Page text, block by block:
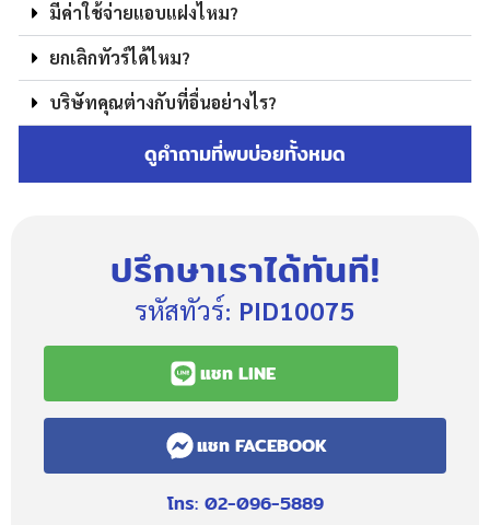
มีค่าใช้จ่ายแอบแฝงไหม?
ยกเลิกทัวร์ได้ไหม?
บริษัทคุณต่างกับที่อื่นอย่างไร?
ดูคำถามที่พบบ่อยทั้งหมด
ปรึกษาเราได้ทันที!
รหัสทัวร์: PID10075
แชท LINE
แชท FACEBOOK
โทร: 02-096-5889